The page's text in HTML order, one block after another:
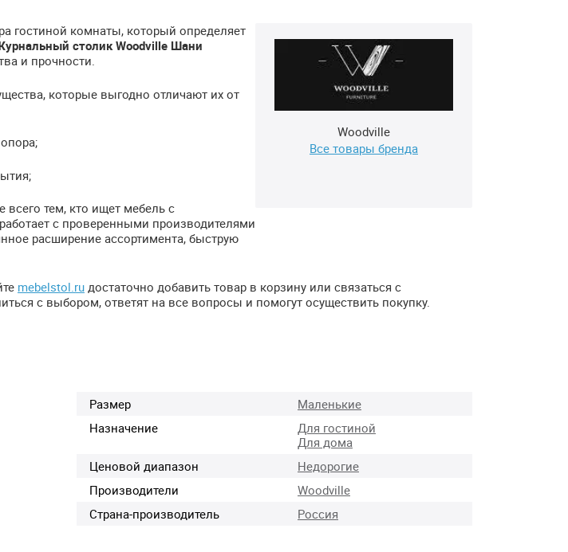
Woodville
Все товары бренда
гостиной комнаты, который определяет
столик Woodville Шани
и прочности.
которые выгодно отличают их от
всего тем, кто ищет мебель с
с проверенными производителями
расширение ассортимента, быструю
mebelstol.ru достаточно добавить товар в корзину или связаться с
с выбором, ответят на все вопросы и помогут осуществить покупку.
Размер
Маленькие
Назначение
Для гостиной
Для дома
Ценовой диапазон
Недорогие
Производители
Woodville
Страна-производитель
Россия